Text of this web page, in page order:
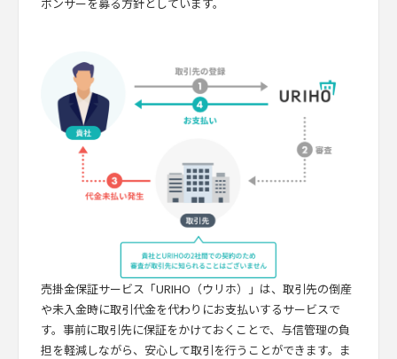
売掛金保証サービス「URIHO（ウリホ）」は、取引先の倒産
や未入金時に取引代金を代わりにお支払いするサービスで
す。事前に取引先に保証をかけておくことで、与信管理の負
担を軽減しながら、安心して取引を行うことができます。ま